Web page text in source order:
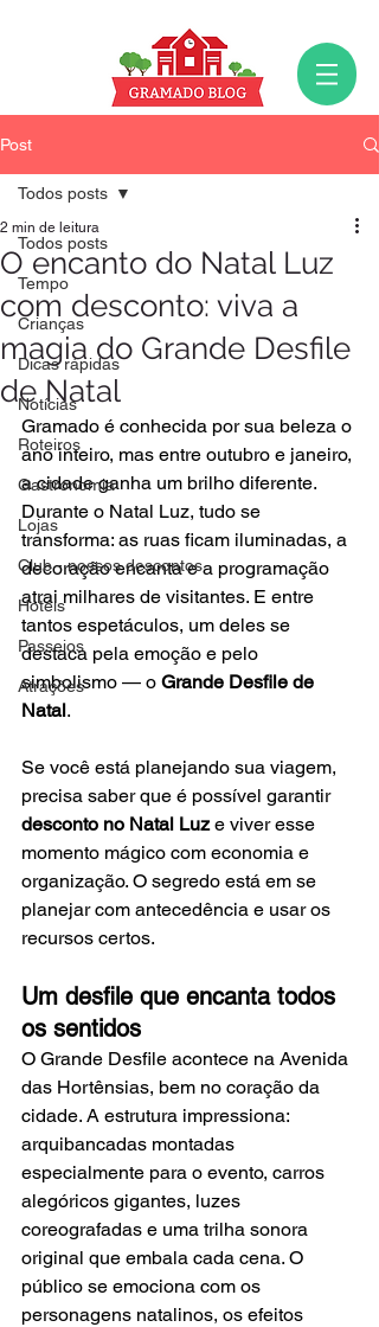
Post
Todos posts
Tempo
Crianças
Dicas rápidas
Notícias
Roteiros
Gastronomia
Lojas
Club - nossos descontos
Hotéis
Passeios
Atrações
Todos posts
O encanto do Natal Luz
com desconto: viva a
magia do Grande Desfile
de Natal
2 min de leitura
Gramado é conhecida por sua beleza o
ano inteiro, mas entre outubro e janeiro,
a cidade ganha um brilho diferente.
Durante o Natal Luz, tudo se
transforma: as ruas ficam iluminadas, a
decoração encanta e a programação
atrai milhares de visitantes. E entre
tantos espetáculos, um deles se
destaca pela emoção e pelo
simbolismo — o Grande Desfile de
Natal.
Se você está planejando sua viagem,
precisa saber que é possível garantir
desconto no Natal Luz e viver esse
momento mágico com economia e
organização. O segredo está em se
planejar com antecedência e usar os
recursos certos.
Um desfile que encanta todos
os sentidos
O Grande Desfile acontece na Avenida
das Hortênsias, bem no coração da
cidade. A estrutura impressiona:
arquibancadas montadas
especialmente para o evento, carros
alegóricos gigantes, luzes
coreografadas e uma trilha sonora
original que embala cada cena. O
público se emociona com os
personagens natalinos, os efeitos